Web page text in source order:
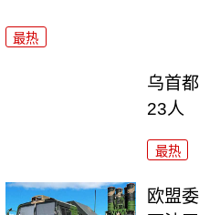
最热
乌首
23人
最热
欧盟